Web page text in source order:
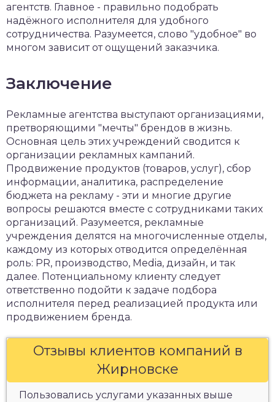
агентств. Главное - правильно подобрать
надёжного исполнителя для удобного
сотрудничества. Разумеется, слово "удобное" во
многом зависит от ощущений заказчика.
Заключение
Рекламные агентства выступают организациями,
претворяющими "мечты" брендов в жизнь.
Основная цель этих учреждений сводится к
организации рекламных кампаний.
Продвижение продуктов (товаров, услуг), сбор
информации, аналитика, распределение
бюджета на рекламу - эти и многие другие
вопросы решаются вместе с сотрудниками таких
организаций. Разумеется, рекламные
учреждения делятся на многочисленные отделы,
каждому из которых отводится определённая
роль: PR, производство, Media, дизайн, и так
далее. Потенциальному клиенту следует
ответственно подойти к задаче подбора
исполнителя перед реализацией продукта или
продвижением бренда.
Отзывы клиентов компаний в
Жирновске
Пользовались услугами указанных выше